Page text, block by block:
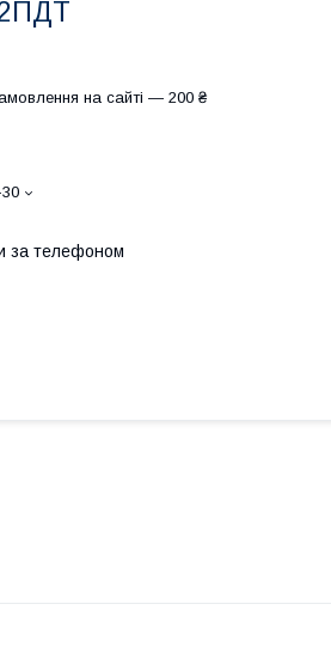
на сайті — 200 ₴
за телефоном